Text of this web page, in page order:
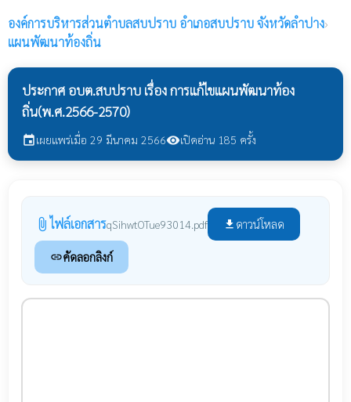
องค์การบริหารส่วนตำบลสบปราบ อำเภอสบปราบ จังหวัดลำปาง›
แผนพัฒนาท้องถิ่น
ประกาศ อบต.สบปราบ เรื่อง การแก้ไขแผนพัฒนาท้อง
ถิ่น(พ.ศ.2566-2570)
eventเผยแพร่เมื่อ 29 มีนาคม 2566visibilityเปิดอ่าน 185 ครั้ง
attach_file ไฟล์เอกสารqSihwtOTue93014.pdf file_download ดาวน์โหลด
linkคัดลอกลิงก์